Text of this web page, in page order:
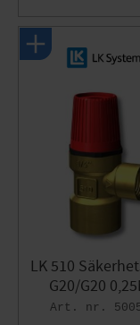
LK 510
G20/G20